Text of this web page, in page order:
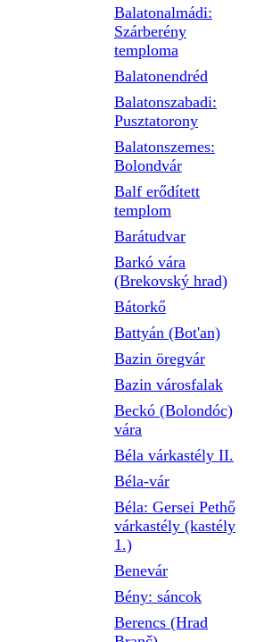
Balatonalmádi:
Szárberény
temploma
Balatonendréd
Balatonszabadi:
Pusztatorony
Balatonszemes:
Bolondvár
Balf erődített
templom
Barátudvar
Barkó vára
(Brekovský hrad)
Bátorkő
Battyán (Bot'an)
Bazin öregvár
Bazin városfalak
Beckó (Bolondóc)
vára
Béla várkastély II.
Béla-vár
Béla: Gersei Pethő
várkastély (kastély
1.)
Benevár
Bény: sáncok
Berencs (Hrad